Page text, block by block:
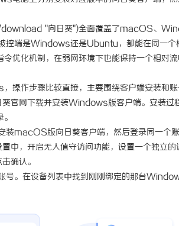
"向日葵")全面覆盖了macOS、
控端是Windows还是Ubuntu，都能在同一个
优化机制，在弱网环境下也能保持一个相对流
操作步骤比较直接，主要围绕客户端安装和账
官网下载并安装Windows版客户端。安装过
macOS版向日葵客户端，然后登录同一个账
中，开启无人值守访问功能，设置一个独立的
确认。
号。在设备列表中找到刚刚绑定的那台